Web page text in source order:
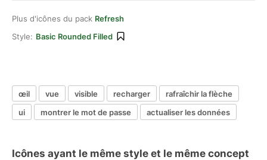
Plus d'icônes du pack Refresh
Style: Basic Rounded Filled
œil vue visible recharger
rafraîchir la flèche
ui
montrer le mot de passe actualiser les données
Icônes ayant le même style et le même concept